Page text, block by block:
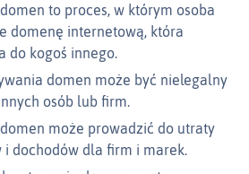
to proces, w którym osoba
domenę internetową, która
do kogoś innego.
domen może być nielegalny
osób lub firm.
może prowadzić do utraty
i dochodów dla firm i marek.